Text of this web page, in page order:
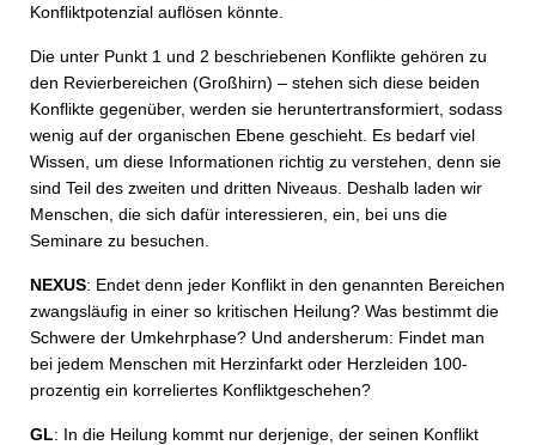
Konfliktpotenzial auflösen könnte.
Die unter Punkt 1 und 2 beschriebenen Konflikte gehören zu
den Revierbereichen (Großhirn) – stehen sich diese beiden
Konflikte gegenüber, werden sie heruntertransformiert, sodass
wenig auf der organischen Ebene geschieht. Es bedarf viel
Wissen, um diese Informationen richtig zu verstehen, denn sie
sind Teil des zweiten und dritten Niveaus. Deshalb laden wir
Menschen, die sich dafür interessieren, ein, bei uns die
Seminare zu besuchen.
NEXUS: Endet denn jeder Konflikt in den genannten Bereichen
zwangsläufig in einer so kritischen Heilung? Was bestimmt die
Schwere der Umkehrphase? Und andersherum: Findet man
bei jedem Menschen mit Herzinfarkt oder Herzleiden 100-
prozentig ein korreliertes Konfliktgeschehen?
GL: In die Heilung kommt nur derjenige, der seinen Konflikt